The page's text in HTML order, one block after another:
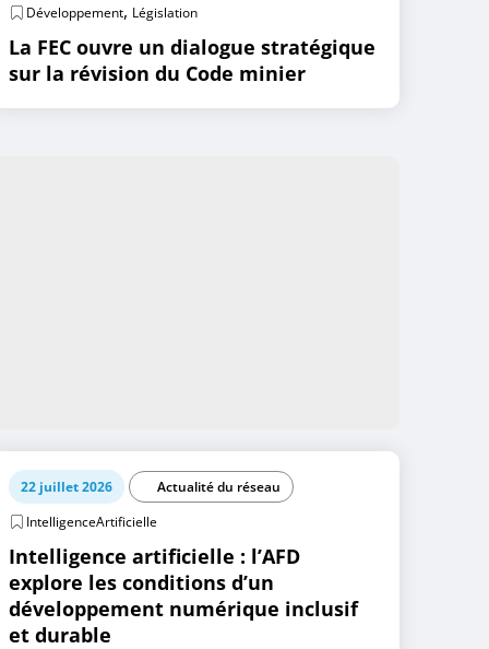
Développement, Législation
La FEC ouvre un dialogue stratégique
sur la révision du Code minier
22 juillet 2026
Actualité du réseau
IntelligenceArtificielle
Intelligence artificielle : l’AFD
explore les conditions d’un
développement numérique inclusif
et durable